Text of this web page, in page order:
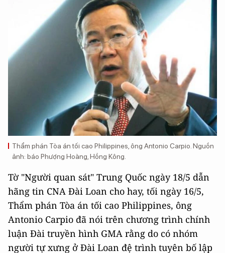
Thẩm phán Tòa án tối cao Philippines, ông Antonio Carpio. Nguồn
ảnh: báo Phượng Hoàng, Hồng Kông.
Tờ "Người quan sát" Trung Quốc ngày 18/5 dẫn
hãng tin CNA Đài Loan cho hay, tối ngày 16/5,
Thẩm phán Tòa án tối cao Philippines, ông
Antonio Carpio đã nói trên chương trình chính
luận Đài truyền hình GMA rằng do có nhóm
người tự xưng ở Đài Loan đệ trình tuyên bố lập